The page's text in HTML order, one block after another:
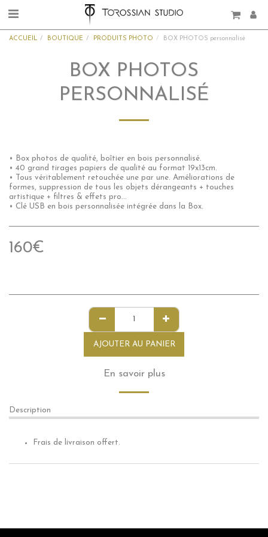
ACCUEIL BOUTIQUE PRODUITS PHOTO BOX PHOTOS personnalisé
BOX PHOTOS
PERSONNALISÉ
• Box photos de qualité, boîtier en bois personnalisé.
• 40 grand tirages papiers de qualité au format 19x13cm.
• Tous véritablement retouchée une par une. Améliorations de
formes, suppression de tous les objets dérangeants + touches
artistique + filtres & effets pro...
• Clé USB en bois personnalisée intégrée dans la Box.
160€
AJOUTER AU PANIER
En savoir plus
Description
Frais de livraison offert.